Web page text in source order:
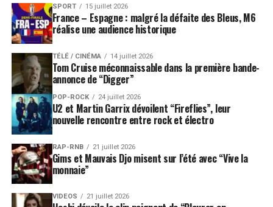
que les Espagnols de Ska-P et leur ska-punk énervé ne
manqueront pas d’incendier l’Asse.
terre d’investigation infinie. Le showman invétéré Trilok
Gurtu offrira une relecture épatante de musique
traditionnelle à la sauce électro et jazz. Kiran Ahluwalia
mélangera avec perspicacité Ghazal (chansons d’amour)
fado et blues, tandis que Raghunath Manet présentera
l’énorme variété des arts vivants indiens avec un
spectacle mêlant danses et musiques traditionnelles.
Dans « Bénarès Project », Erik Truffaz et Malcom Braff
collaboreront avec Apurba & Indrani Mukherjee pour
un concert de jazz contemporain baigné de musique
SPORT 15 juillet 2026
France – Espagne : malgré la défaite des Bleus, M6
réalise une audience historique
TÉLÉ / CINÉMA 14 juillet 2026
Tom Cruise méconnaissable dans la première bande-
annonce de “Digger”
POP-ROCK 24 juillet 2026
U2 et Martin Garrix dévoilent “Fireflies”, leur
nouvelle rencontre entre rock et électro
RAP-RNB 21 juillet 2026
Gims et Mauvais Djo misent sur l’été avec “Vive la
monnaie”
VIDEOS 21 juillet 2026